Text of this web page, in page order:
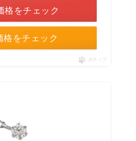
をチェック
格をチェック
ポチップ